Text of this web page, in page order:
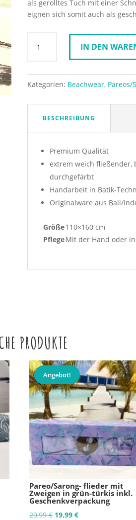
als gerolltes Tuch mit einer
eignen sich somit auch als
Pareo/Sarong-
zartes
mit
feinem
in
hellgelb
IN DEN
Kategorien: Beachwear, Pareos/
BESCHREIBUNG
Premium Qualität
extrem weich fließender,
durchgefärbt
Handarbeit in Batik-
Originalware aus Bali/
Größe110×160 cm
PflegeMit der Hand oder
PRODUKTE
Angebot!
Pareo/Sarong- flieder mit
Zweigen in grün-türkis inkl.
Geschenkverpackung
29,99€ Ursprünglicher
19,99€Aktueller